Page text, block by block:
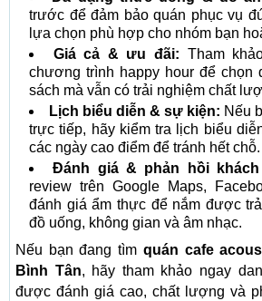
trước để đảm bảo quán phục vụ
lựa chọn phù hợp cho nhóm bạn
Giá cả & ưu đãi: Tham
chương trình happy hour để chọn
sách mà vẫn có trải nghiệm chất
Lịch biểu diễn & sự kiện: Nếu
trực tiếp, hãy kiểm tra lịch biểu
các ngày cao điểm để tránh hết chỗ.
Đánh giá & phản hồi khách
review trên Google Maps,
đánh giá ẩm thực để nắm được
đồ uống, không gian và âm nhạc.
Nếu bạn đang tìm quán cafe
Bình Tân, hãy tham khảo ngay
được đánh giá cao, chất lượng và